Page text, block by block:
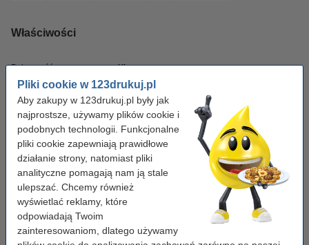
Pliki cookie w 123drukuj.pl
Aby zakupy w 123drukuj.pl były jak
najprostsze, używamy plików cookie i
podobnych technologii. Funkcjonalne
pliki cookie zapewniają prawidłowe
działanie strony, natomiast pliki
analityczne pomagają nam ją stale
ulepszać. Chcemy również
wyświetlać reklamy, które
odpowiadają Twoim
zainteresowaniom, dlatego używamy
Właściwości
Pojemność: XL
Marka: 123drukuj
Wydajność: ± 2.500 stron
OEM: TN245M
Numer artykułu: 029433
Kolor: czerwony
Typ: toner
Numer: TN245M